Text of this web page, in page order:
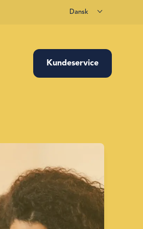
Dansk
Kundeservice